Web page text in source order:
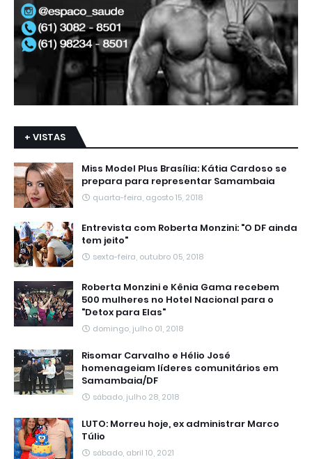
+ VISTAS
Miss Model Plus Brasília: Kátia Cardoso se
prepara para representar Samambaia
quarta-feira, agosto 15, 2018
Entrevista com Roberta Monzini: "O DF ainda
tem jeito"
sexta-feira, outubro 05, 2018
Roberta Monzini e Kênia Gama recebem
500 mulheres no Hotel Nacional para o
"Detox para Elas"
domingo, julho 01, 2018
Risomar Carvalho e Hélio José
homenageiam líderes comunitários em
Samambaia/DF
sábado, julho 28, 2018
LUTO: Morreu hoje, ex administrar Marco
Túlio
sábado, abril 10, 2021